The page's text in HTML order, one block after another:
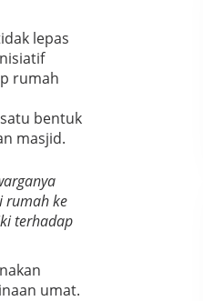
lepas
rumah
bentuk
masjid.
rumah ke
terhadap
umat.